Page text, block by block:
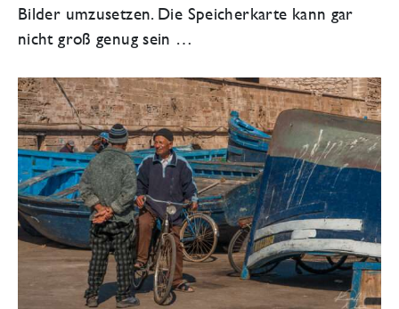
Bilder umzusetzen. Die Speicherkarte kann gar
nicht groß genug sein …